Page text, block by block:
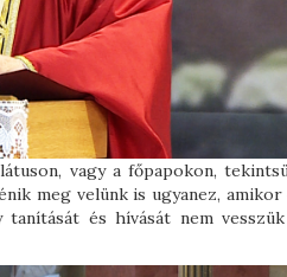
vagy a főpapokon,
meg velünk is ugyanez,
és hívását nem